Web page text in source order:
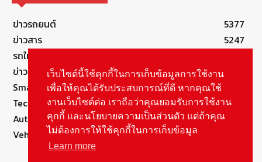
ข่าวรถยนต์
5377
ข่าวสาร
5247
รถใหม่
ข่าวประชาสัมพันธ์
Smart Life
Technology
Autolife Lifestyle
Vehicle
เว็บไซต์นี้ใช้คุกกี้ในการเก็บข้อมูลการใช้งาน
เพื่อให้คุณได้รับประสบการณ์ที่ดี หากคุณใช้
งานเว็บไซต์ต่อ เราถือว่าคุณยอมรับการใช้งาน
คุกกี้ และนโยบายความเป็นส่วนตัว แต่ถ้าคุณ
ไม่ต้องการให้ใช้คุกกี้ในการเก็บข้อมูล
Learn more